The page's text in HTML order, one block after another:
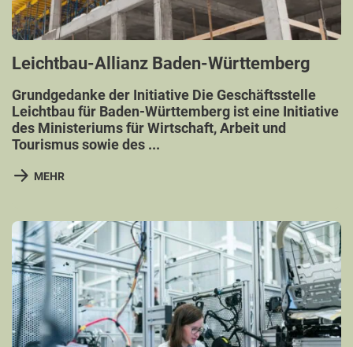
Leichtbau-Allianz Baden-Württemberg
Grundgedanke der Initiative Die Geschäftsstelle
Leichtbau für Baden-Württemberg ist eine Initiative
des Ministeriums für Wirtschaft, Arbeit und
Tourismus sowie des ...
MEHR